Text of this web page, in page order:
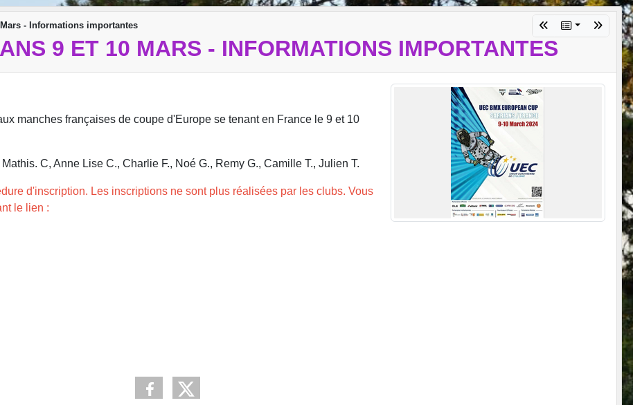
- Informations importantes
9 ET 10 MARS - INFORMATIONS IMPORTANTES
manches françaises de coupe d'Europe se tenant en France le 9 et 10
C, Anne Lise C., Charlie F., Noé G., Remy G., Camille T., Julien T.
d'inscription. Les inscriptions ne sont plus réalisées par les clubs. Vous
le lien :